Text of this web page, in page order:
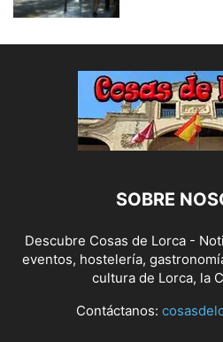
SOBRE
Descubre Cosas de Lorca -
eventos, hostelería,
cultura de Lorca, la
Contáctanos: